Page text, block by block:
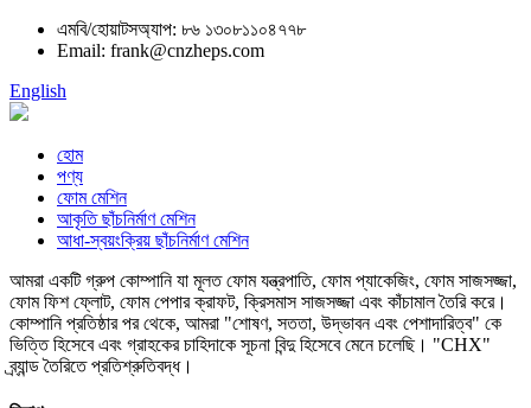
এমবি/হোয়াটসঅ্যাপ: ৮৬ ১৩০৮১১০৪৭৭৮
Email: frank@cnzheps.com
English
হোম
পণ্য
ফোম মেশিন
আকৃতি ছাঁচনির্মাণ মেশিন
আধা-স্বয়ংক্রিয় ছাঁচনির্মাণ মেশিন
আমরা একটি গ্রুপ কোম্পানি যা মূলত ফোম যন্ত্রপাতি, ফোম প্যাকেজিং, ফোম সাজসজ্জা,
ফোম ফিশ ফ্লোট, ফোম পেপার ক্রাফট, ক্রিসমাস সাজসজ্জা এবং কাঁচামাল তৈরি করে।
কোম্পানি প্রতিষ্ঠার পর থেকে, আমরা "শোষণ, সততা, উদ্ভাবন এবং পেশাদারিত্ব" কে
ভিত্তি হিসেবে এবং গ্রাহকের চাহিদাকে সূচনা বিন্দু হিসেবে মেনে চলেছি। "CHX"
ব্র্যান্ড তৈরিতে প্রতিশ্রুতিবদ্ধ।